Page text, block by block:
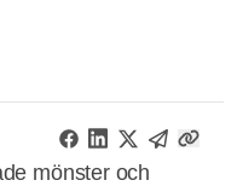
mönster och